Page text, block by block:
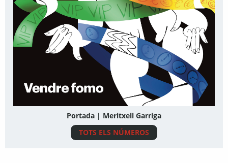
Portada | Meritxell Garriga
TOTS ELS NÚMEROS